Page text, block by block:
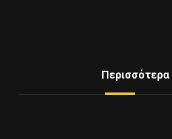
Περισσότερα